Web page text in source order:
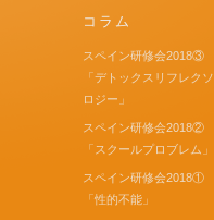
コラム
スペイン研修会2018③
「デトックスリフレクソ
ロジー」
スペイン研修会2018②
「スクールプロブレム」
スペイン研修会2018①
「性的不能」